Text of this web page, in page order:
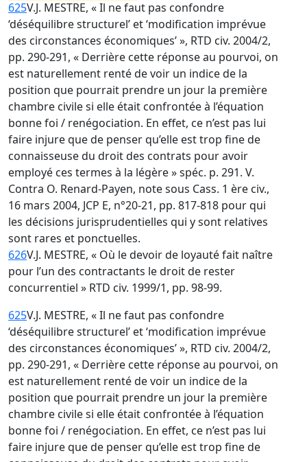
625V.J. MESTRE, « Il ne faut pas confondre
‘déséquilibre structurel’ et ‘modification imprévue
des circonstances économiques’ », RTD civ. 2004/2,
pp. 290-291, « Derrière cette réponse au pourvoi, on
est naturellement renté de voir un indice de la
position que pourrait prendre un jour la première
chambre civile si elle était confrontée à l’équation
bonne foi / renégociation. En effet, ce n’est pas lui
faire injure que de penser qu’elle est trop fine de
connaisseuse du droit des contrats pour avoir
employé ces termes à la légère » spéc. p. 291. V.
Contra O. Renard-Payen, note sous Cass. 1 ère civ.,
16 mars 2004, JCP E, n°20-21, pp. 817-818 pour qui
les décisions jurisprudentielles qui y sont relatives
sont rares et ponctuelles.
626V.J. MESTRE, « Où le devoir de loyauté fait naître
pour l’un des contractants le droit de rester
concurrentiel » RTD civ. 1999/1, pp. 98-99.
625V.J. MESTRE, « Il ne faut pas confondre
‘déséquilibre structurel’ et ‘modification imprévue
des circonstances économiques’ », RTD civ. 2004/2,
pp. 290-291, « Derrière cette réponse au pourvoi, on
est naturellement renté de voir un indice de la
position que pourrait prendre un jour la première
chambre civile si elle était confrontée à l’équation
bonne foi / renégociation. En effet, ce n’est pas lui
faire injure que de penser qu’elle est trop fine de